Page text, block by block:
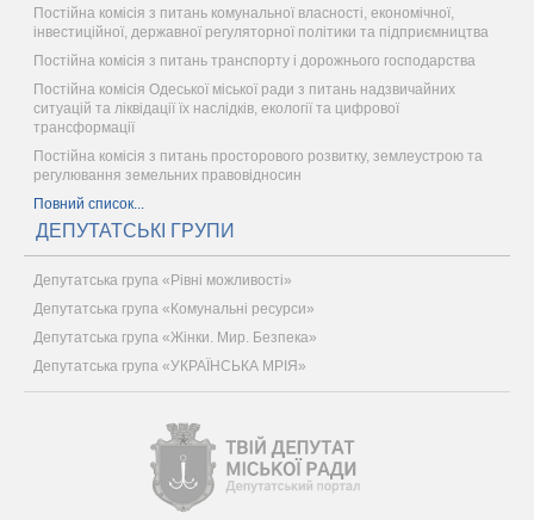
Постійна комісія з питань комунальної власності, економічної,
інвестиційної, державної регуляторної політики та підприємництва
Постійна комісія з питань транспорту і дорожнього господарства
Постійна комісія Одеської міської ради з питань надзвичайних
ситуацій та ліквідації їх наслідків, екології та цифрової
трансформації
Постійна комісія з питань просторового розвитку, землеустрою та
регулювання земельних правовідносин
Повний список...
ДЕПУТАТСЬКІ ГРУПИ
Депутатська група «Рівні можливості»
Депутатська група «Комунальні ресурси»
Депутатська група «Жінки. Мир. Безпека»
Депутатська група «УКРАЇНСЬКА МРІЯ»